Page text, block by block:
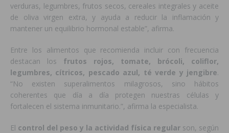
verduras, legumbres, frutos secos, cereales integrales y aceite
de oliva virgen extra, y ayuda a reducir la inflamación y
mantener un equilibrio hormonal estable”, afirma.
Entre los alimentos que recomienda incluir con frecuencia
destacan los frutos rojos, tomate, brócoli, coliflor,
legumbres, cítricos, pescado azul, té verde y jengibre.
“No existen superalimentos milagrosos, sino hábitos
coherentes que día a día protegen nuestras células y
fortalecen el sistema inmunitario.”, afirma la especialista.
El control del peso y la actividad física regular son, según